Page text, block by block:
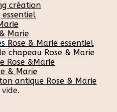
création
essentiel
Marie
Rose & Marie essentiel
chapeau Rose & Marie
Rose &Marie
& Marie
antique Rose & Marie